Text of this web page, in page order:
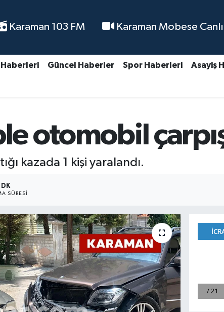
Karaman 103 FM Karaman Mobese
Güncel Haberler Spor Haberleri Asayiş
otomobil
kazada 1 kişi yaralandı.
DK
SÜRESI